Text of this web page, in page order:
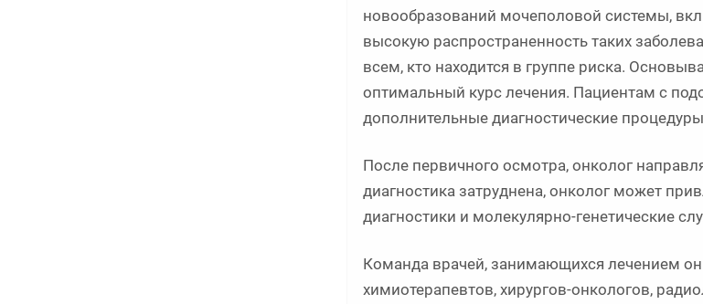
новообразований мочеполовой системы,
высокую распространенность таких
всем, кто находится в группе риска.
оптимальный курс лечения. Пациентам с
дополнительные диагностические
После первичного осмотра, онколог
диагностика затруднена, онколог может
диагностики и молекулярно-генетические
Команда врачей, занимающихся лечением
химиотерапевтов, хирургов-онкологов,